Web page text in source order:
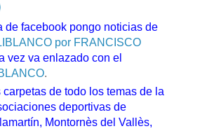
de facebook pongo noticias de
por FRANCISCO
vez va enlazado con el
.
carpetas de todo los temas de la
deportivas de
Montornès del Vallès,